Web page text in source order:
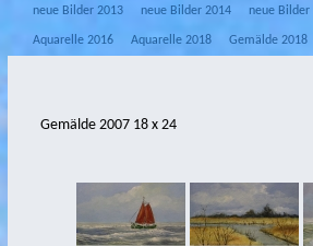
Biografie
Zeichnungen
Aquarelle
2020
neue Bilder 2013 neue Bilder 2014 neue Bilder
Aquarelle 2016 Aquarelle 2018 Gemälde 2018
Gemälde 2007 18 x 24